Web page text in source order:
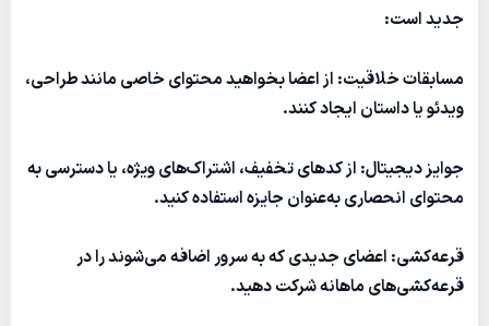
جدید است:
مسابقات خلاقیت: از اعضا بخواهید محتوای خاصی مانند طراحی،
ویدئو یا داستان ایجاد کنند.
جوایز دیجیتال: از کدهای تخفیف، اشتراک‌های ویژه، یا دسترسی به
محتوای انحصاری به‌عنوان جایزه استفاده کنید.
قرعه‌کشی: اعضای جدیدی که به سرور اضافه می‌شوند را در
قرعه‌کشی‌های ماهانه شرکت دهید.